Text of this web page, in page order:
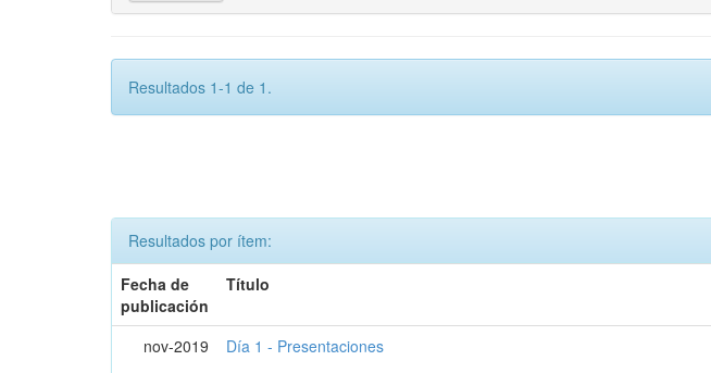
Resultados 1-1 de 1.
Resultados por ítem:
Fecha de
publicación
Título
nov-2019 Día 1 - Presentaciones